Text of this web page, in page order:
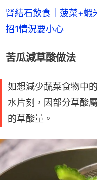
腎結石飲食｜菠菜+蝦
招1情況要小心
苦瓜減草酸做法
如想減少蔬菜食物中
水片刻，因部分草酸
的草酸量。